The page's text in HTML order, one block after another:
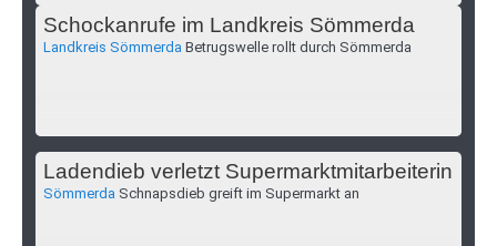
Schockanrufe im Landkreis Sömmerda
Landkreis Sömmerda Betrugswelle rollt durch Sömmerda
Ladendieb verletzt Supermarktmitarbeiterin
Sömmerda Schnapsdieb greift im Supermarkt an